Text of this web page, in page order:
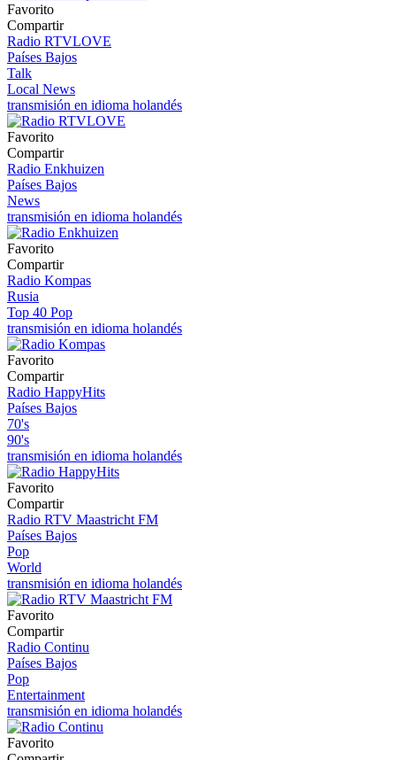
Favorito
Compartir
Radio RTVLOVE
Países Bajos
Talk
Local News
transmisión en idioma holandés
Favorito
Compartir
Radio Enkhuizen
Países Bajos
News
transmisión en idioma holandés
Favorito
Compartir
Radio Kompas
Rusia
Top 40 Pop
transmisión en idioma holandés
Favorito
Compartir
Radio HappyHits
Países Bajos
70's
90's
transmisión en idioma holandés
Favorito
Compartir
Radio RTV Maastricht FM
Países Bajos
Pop
World
transmisión en idioma holandés
Favorito
Compartir
Radio Continu
Países Bajos
Pop
Entertainment
transmisión en idioma holandés
Favorito